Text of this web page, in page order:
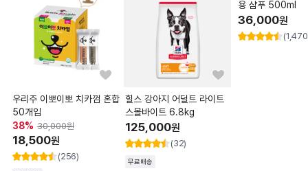
우리주 이뽀이뽀 치카껌 혼합
50개입
38% 30,000
18,500원
힐스 강아지 어덜트 라이트
스몰바이트 6.8kg
125,000원
하이포닉 저자극
용 샴푸 500ml
36,000원